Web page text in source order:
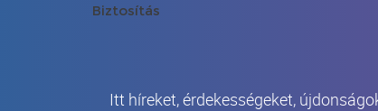
Biztosítás
Itt híreket, érdekességeket,